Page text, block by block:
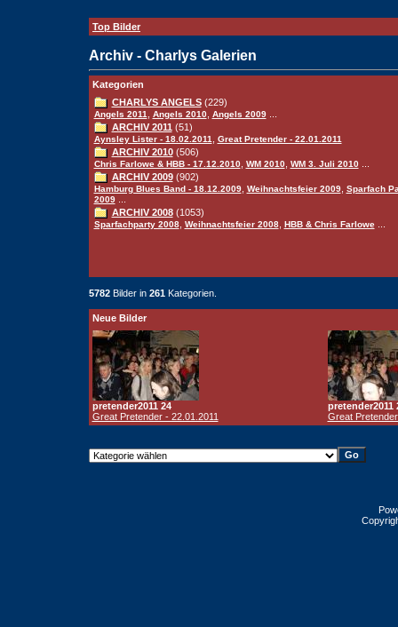
Top Bilder
Archiv - Charlys Galerien
Kategorien
CHARLYS ANGELS(229)
Angels 2011 Angels 2010, Angels 2009...
ARCHIV 2011 (51)
Aynsley Lister - 18.02.2011 Great Pretender - 22.01.2011
ARCHIV 2010(506)
Chris Farlowe & HBB - 17.12.2010, WM 2010, WM 3. Juli 2010...
ARCHIV 2009(902)
Hamburg Blues Band - 18.12.2009, Weihnachtsfeier 2009, Sparfach
2009...
ARCHIV 2008(1053)
Sparfachparty 2008, Weihnachtsfeier 2008, HBB & Chris Farlowe...
5782Bilder in 261Kategorien.
Neue Bilder
pretender2011 24
Great Pretender - 22.01.2011
pretender2011
Great